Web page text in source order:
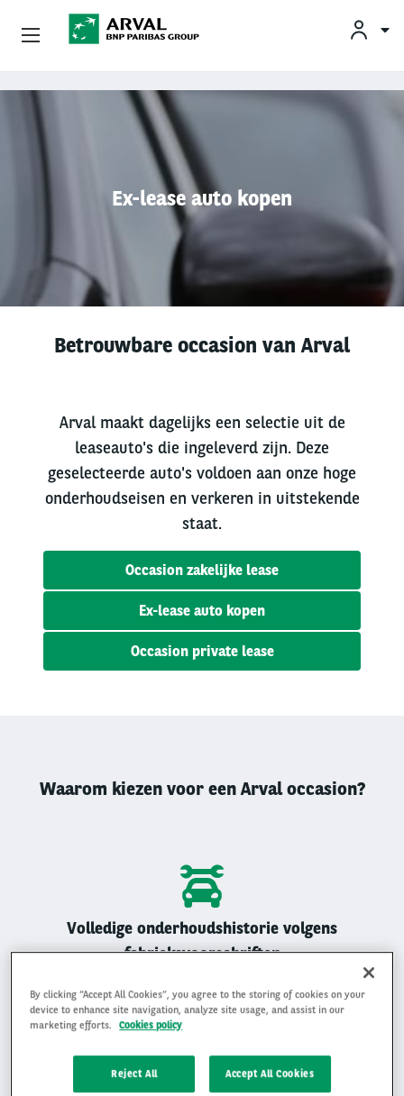
Overslaan en naar de inhoud gaan
Ex-lease auto kopen
Betrouwbare occasion van Arval
Arval maakt dagelijks een selectie uit de
leaseauto's die ingeleverd zijn. Deze
geselecteerde auto's voldoen aan onze hoge
onderhoudseisen en verkeren in uitstekende
staat.
Occasion zakelijke lease
Ex-lease auto kopen
Occasion private lease
Waarom kiezen voor een Arval occasion?
Volledige onderhoudshistorie volgens
fabrieksvoorschriften
Gemiddelde beoordeling van 4,9 op 5
Zakelijk Leasen
Klantenservice
By clicking “Accept All Cookies”, you agree to the storing of cookies on your
device to enhance site navigation, analyze site usage, and assist in our
marketing efforts.
Cookies policy
Reject All Accept All Cookies